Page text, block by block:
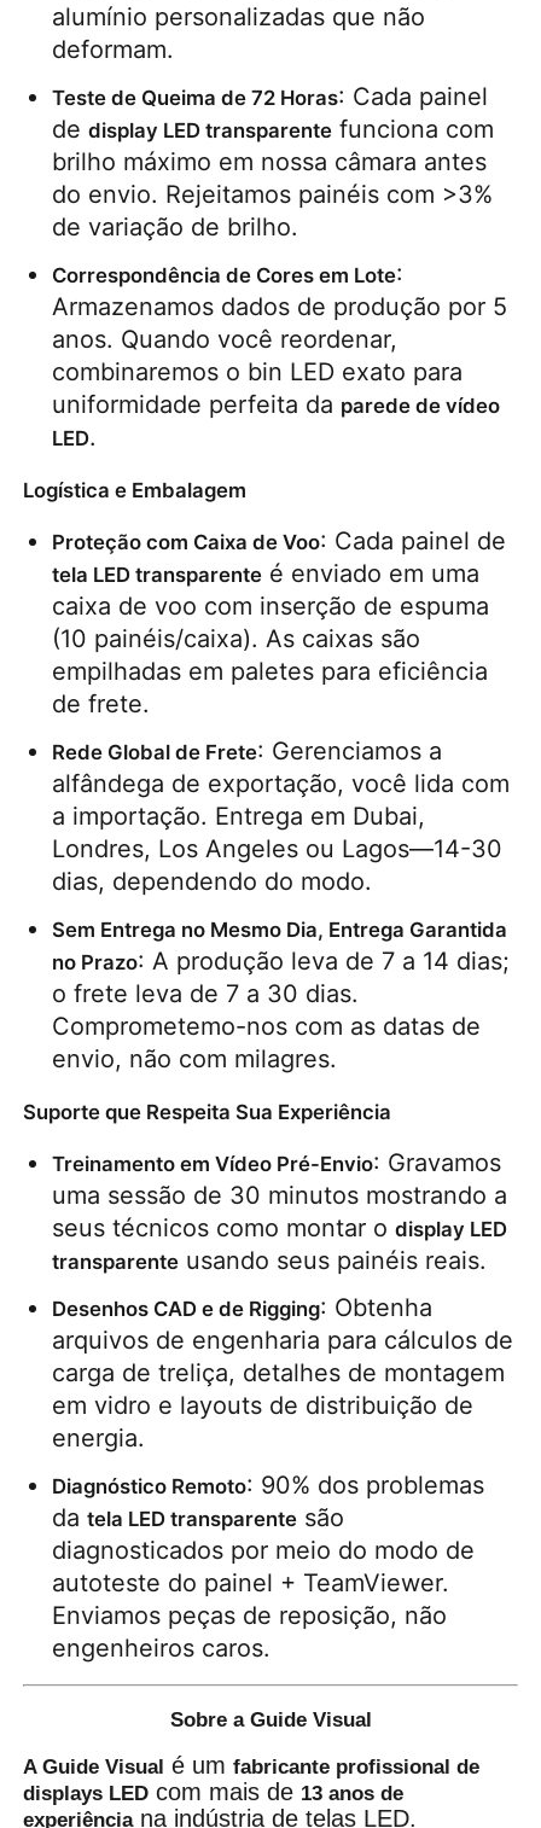
alumínio personalizadas que não
deformam.
Teste de Queima de 72 Horas: Cada painel
de display LED transparente funciona com
brilho máximo em nossa câmara antes
do envio. Rejeitamos painéis com >3%
de variação de brilho.
Correspondência de Cores em Lote:
Armazenamos dados de produção por 5
anos. Quando você reordenar,
combinaremos o bin LED exato para
uniformidade perfeita da parede de vídeo
LED.
Logística e Embalagem
Proteção com Caixa de Voo
tela LED transparente é enviado em uma
caixa de voo com inserção de espuma
(10 painéis/caixa). As caixas são
empilhadas em paletes para eficiência
de frete.
Rede Global de Frete: Gerenciamos a
alfândega de exportação, você lida com
a importação. Entrega em Dubai,
Londres, Los Angeles ou Lagos—14-30
dias, dependendo do modo.
Sem Entrega no Mesmo Dia, Entrega Garantida
no Prazo: A produção leva de 7 a 14 dias;
o frete leva de 7 a 30 dias.
Comprometemo-nos com as datas de
envio, não com milagres.
Suporte que Respeita Sua Experiência
Treinamento em Vídeo Pré-Envio: Gravamos
uma sessão de 30 minutos mostrando a
seus técnicos como montar o display LED
transparente usando seus painéis reais.
Desenhos CAD e de Rigging: Obtenha
arquivos de engenharia para cálculos de
carga de treliça, detalhes de montagem
em vidro e layouts de distribuição de
energia.
Diagnóstico Remoto: 90% dos problemas
da tela LED transparente são
diagnosticados por meio do modo de
autoteste do painel + TeamViewer.
Enviamos peças de reposição, não
engenheiros caros.
Sobre a Guide Visual
A Guide Visual é umfabricante profissional de
displays LED com mais de 13 anos de
experiênciana indústria de telas LED.